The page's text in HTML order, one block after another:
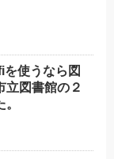
使うなら図
立図書館の２